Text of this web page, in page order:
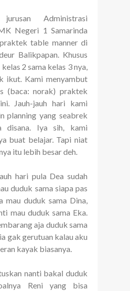
Administrasi
Negeri 1 Samarinda
table manner di
Balikpapan. Khusus
2 sama kelas 3 nya,
ikut. Kami menyambut
(baca: norak) praktek
Jauh-jauh hari kami
planning yang seabrek
disana. Iya sih, kami
buat belajar. Tapi niat
itu lebih besar deh.
hari pula Dea sudah
duduk sama siapa pas
mau duduk sama Dina,
mau duduk sama Eka.
aja duduk sama
gak gerutuan kalau aku
kayak biasanya.
nanti bakal duduk
Reni yang bisa